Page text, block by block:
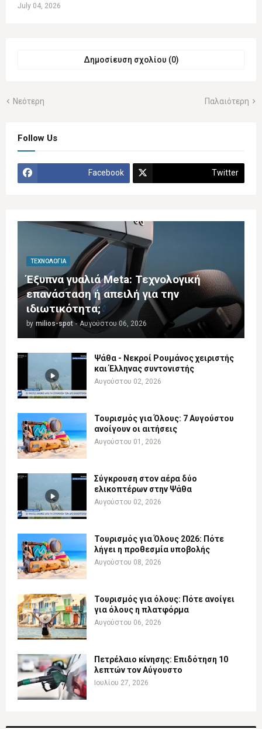
July 04, 2026
Δημοσίευση σχολίου (0)
Νεότερη Παλαιότερη
Follow Us
Facebook Twitter
ΤΕΧΝΟΛΟΓΊΑ
Έξυπνα γυαλιά Meta: Τεχνολογική
επανάσταση ή απειλή για την
ιδιωτικότητα;
by milios-spot - Αυγούστου 06, 2026
Ψάθα - Νεκροί Ρουμάνος χειριστής
και Έλληνας συντονιστής
Αυγούστου 02, 2026
Τουρισμός για Όλους: 7 Αυγούστου
ανοίγουν οι αιτήσεις
Αυγούστου 01, 2026
Σύγκρουση στον αέρα δύο
ελικοπτέρων στην Ψάθα
Αυγούστου 02, 2026
Τουρισμός για Όλους 2026: Πότε
λήγει η προθεσμία υποβολής
Αυγούστου 08, 2026
Τουρισμός για όλους: Πότε ανοίγει
για όλους η πλατφόρμα
Αυγούστου 06, 2026
Πετρέλαιο κίνησης: Επιδότηση 10
λεπτών τον Αύγουστο
Ιουλίου 27, 2026